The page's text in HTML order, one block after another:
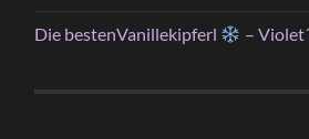
Die bestenVanillekipferl –